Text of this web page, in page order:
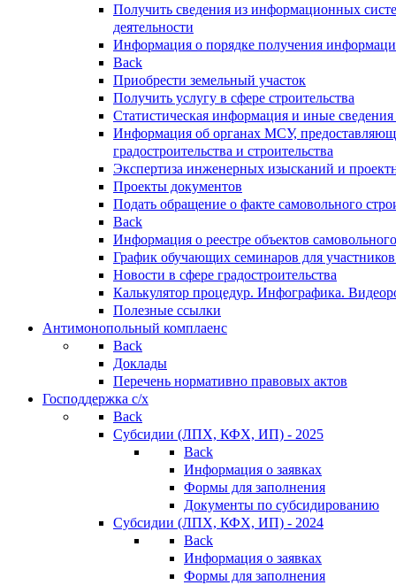
Получить сведения из информационных
деятельности
Информация о порядке получения
Back
Приобрести земельный участок
Получить услугу в сфере строительства
Статистическая информация и иные сведения
Информация об органах МСУ,
градостроительства и строительства
Экспертиза инженерных изысканий и
Проекты документов
Подать обращение о факте самовольного
Back
Информация о реестре объектов
График обучающих семинаров для участников
Новости в сфере градостроительства
Калькулятор процедур. Инфографика.
Полезные ссылки
Антимонопольный комплаенс
Back
Доклады
Перечень нормативно правовых актов
Господдержка с/х
Back
Субсидии (ЛПХ, КФХ, ИП) - 2025
Back
Информация о заявках
Формы для заполнения
Документы по субсидированию
Субсидии (ЛПХ, КФХ, ИП) - 2024
Back
Информация о заявках
Формы для заполнения